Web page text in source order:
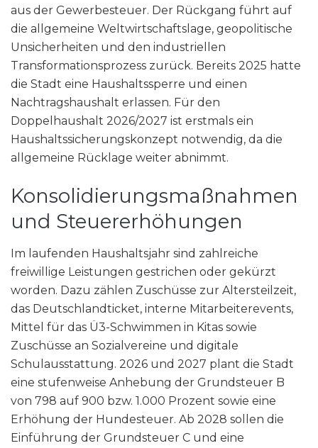
aus der Gewerbesteuer. Der Rückgang führt auf
die allgemeine Weltwirtschaftslage, geopolitische
Unsicherheiten und den industriellen
Transformationsprozess zurück. Bereits 2025 hatte
die Stadt eine Haushaltssperre und einen
Nachtragshaushalt erlassen. Für den
Doppelhaushalt 2026/2027 ist erstmals ein
Haushaltssicherungskonzept notwendig, da die
allgemeine Rücklage weiter abnimmt.
Konsolidierungsmaßnahmen
und Steuererhöhungen
Im laufenden Haushaltsjahr sind zahlreiche
freiwillige Leistungen gestrichen oder gekürzt
worden. Dazu zählen Zuschüsse zur Altersteilzeit,
das Deutschlandticket, interne Mitarbeiterevents,
Mittel für das Ü3-Schwimmen in Kitas sowie
Zuschüsse an Sozialvereine und digitale
Schulausstattung. 2026 und 2027 plant die Stadt
eine stufenweise Anhebung der Grundsteuer B
von 798 auf 900 bzw. 1.000 Prozent sowie eine
Erhöhung der Hundesteuer. Ab 2028 sollen die
Einführung der Grundsteuer C und eine